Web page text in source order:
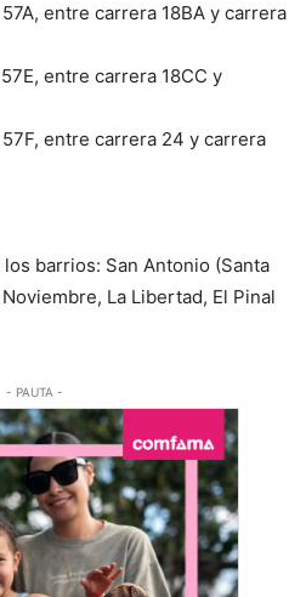
entre carrera 18BA y carrera
entre carrera 18CC y
entre carrera 24 y carrera
barrios: San Antonio (Santa
La Libertad, El Pinal
- PAUTA -